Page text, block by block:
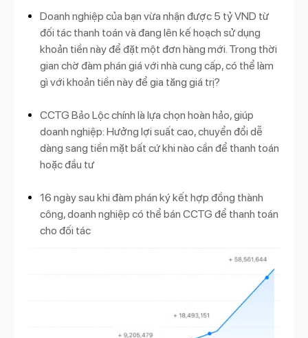
Doanh nghiệp của bạn vừa nhận được 5 tỷ VND từ
đối tác thanh toán và đang lên kế hoạch sử dụng
khoản tiền này để đặt một đơn hàng mới. Trong thời
gian chờ đàm phán giá với nhà cung cấp, có thể làm
gì với khoản tiền này để gia tăng giá trị?
CCTG Bảo Lộc chính là lựa chọn hoàn hảo, giúp
doanh nghiệp: Hưởng lợi suất cao, chuyển đổi dễ
dàng sang tiền mặt bất cứ khi nào cần để thanh toán
hoặc đầu tư
16 ngày sau khi đàm phán ký kết hợp đồng thành
công, doanh nghiệp có thể bán CCTG để thanh toán
cho đối tác